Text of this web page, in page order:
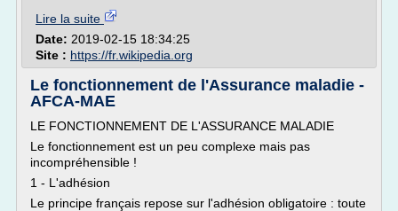
Lire la suite
Date: 2019-02-15 18:34:25
Site : https://fr.wikipedia.org
Le fonctionnement de l'Assurance maladie -
AFCA-MAE
LE FONCTIONNEMENT DE L'ASSURANCE MALADIE
Le fonctionnement est un peu complexe mais pas
incompréhensible !
1 - L'adhésion
Le principe français repose sur l'adhésion obligatoire : toute